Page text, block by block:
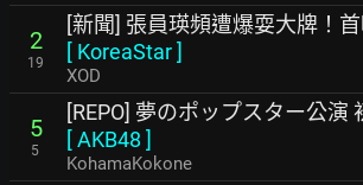
2
19
[新聞] 張員瑛頻遭爆耍大牌！
[ KoreaStar]
XOD
5
5
[REPO] 夢のポップスター公演
[AKB48 ]
KohamaKokone